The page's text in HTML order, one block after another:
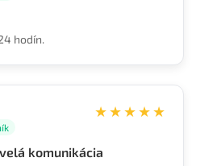
hodín.
★★★★★
komunikácia